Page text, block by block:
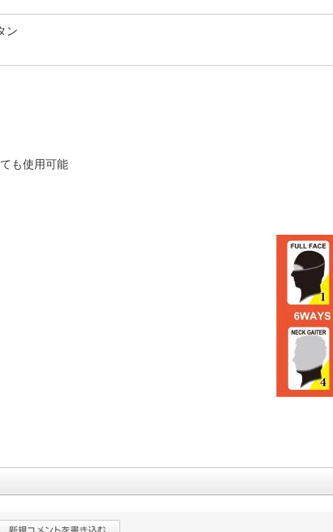
ン
も使用可能